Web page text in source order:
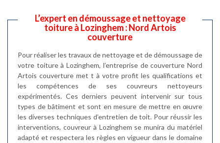
L’expert en démoussage et nettoyage
toiture à Lozinghem : Nord Artois
couverture
Pour réaliser les travaux de nettoyage et de démoussage de
votre toiture à Lozinghem, l’entreprise de couverture Nord
Artois couverture met t à votre profit les qualifications et
les compétences de ses couvreurs nettoyeurs
expérimentés. Ces derniers peuvent intervenir sur tous
types de bâtiment et sont en mesure de mettre en œuvre
les diverses techniques d’entretien de toit. Pour réussir les
interventions, couvreur à Lozinghem se munira du matériel
adapté et respectera les règles en vigueur dans le domaine